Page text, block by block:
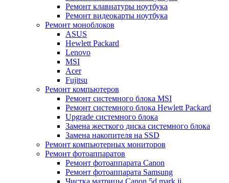
Ремонт клавиатуры ноутбука
Ремонт видеокарты ноутбука
Ремонт моноблоков
ASUS
Hewlett Packard
Lenovo
MSI
Acer
Fujitsu
Ремонт компьютеров
Ремонт системного блока MSI
Ремонт системного блока Hewlett Packard
Upgrade системного блока
Замена жесткого диска системного блока
Замена накопителя на SSD
Ремонт компьютерных мониторов
Ремонт фотоаппаратов
Ремонт фотоаппарата Canon
Ремонт фотоаппарата Samsung
Чистка матрицы Canon 5d mark ii